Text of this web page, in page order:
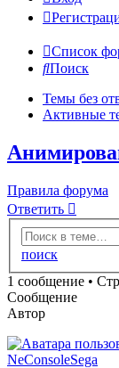
Список
Поиск
Темы без
Активные
Правила форума
Ответить
поиск
1 сообщение •
Сообщение
Автор
NeConsoleSega